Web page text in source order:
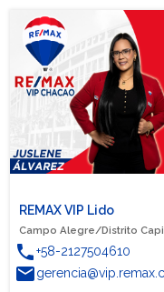
REMAX VIP Lido
Campo Alegre/Distrito
phone+58-2127504610
email